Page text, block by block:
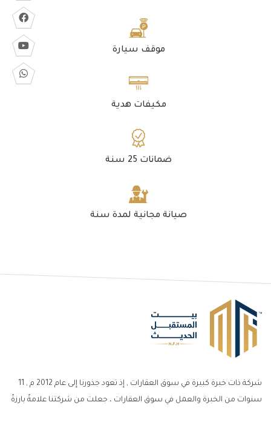
موقف سيارة
مكيفات هدية
ضمانات 25 سنة
صيانة مجانية لمدة سنة
شركة ذات خبرة كبيرة في سوق العقارات , إذ تعود جذورنا إلى عام 2012 م , 11
سنوات من الخبرة والعمل في سوق العقارات ، جعلت من شركتنا علامةً بارزةً